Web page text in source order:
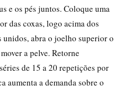
e os pés juntos. Coloque uma
das coxas, logo acima dos
unidos, abra o joelho superior o
a pelve. Retorne
de 15 a 20 repetições por
aumenta a demanda sobre o